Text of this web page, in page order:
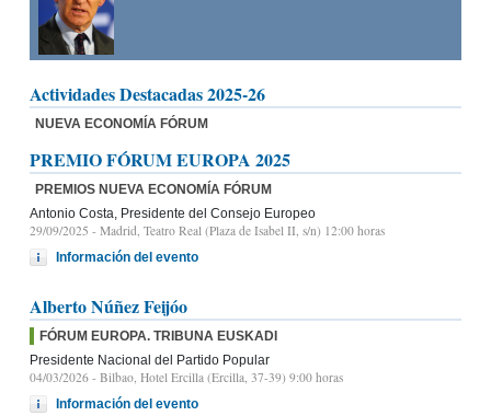
Actividades Destacadas 2025-26
NUEVA ECONOMÍA FÓRUM
PREMIO FÓRUM EUROPA 2025
PREMIOS NUEVA ECONOMÍA FÓRUM
Antonio Costa, Presidente del Consejo Europeo
29/09/2025 - Madrid, Teatro Real (Plaza de Isabel II, s/n) 12:00 horas
Información del evento
Alberto Núñez Feijóo
FÓRUM EUROPA. TRIBUNA EUSKADI
Presidente Nacional del Partido Popular
04/03/2026 - Bilbao, Hotel Ercilla (Ercilla, 37-39) 9:00 horas
Información del evento